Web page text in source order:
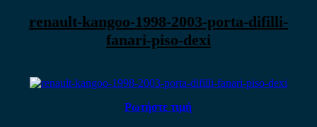
renault-kangoo-1998-2003-porta-difilli-
fanari-piso-dexi
Ρωτήστε τιμή